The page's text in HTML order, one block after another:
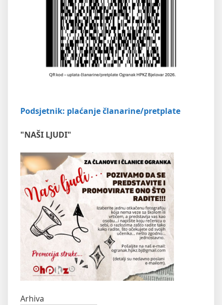
Podsjetnik: plaćanje članarine/pretplate
"NAŠI LJUDI"
Arhiva